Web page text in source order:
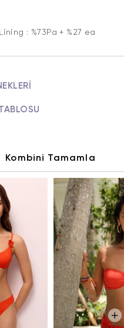
: %73Pa + %27 ea
Kombini Tamamla